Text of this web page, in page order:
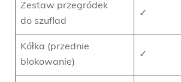
Zestaw przegródek
do szuflad
✓
Kółka (przednie
blokowanie)
✓